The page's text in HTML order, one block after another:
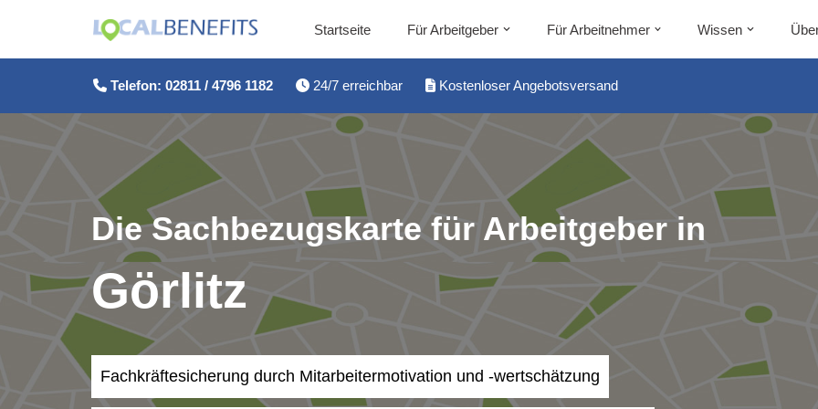
Startseite Für Arbeitgeber Für Arbeitnehmer Wissen
Telefon: 02811 / 4796 1182 24/7 erreichbar Kostenloser Angebotsversand
Die Sachbezugskarte für Arbeitgeber in
Görlitz
Fachkräftesicherung durch Mitarbeitermotivation und -wertschätzung